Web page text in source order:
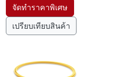
เปรียบเทียบสินค้า